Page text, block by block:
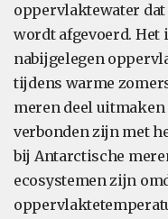
oppervlaktewater
wordt afgevoerd. Het
nabijgelegen
tijdens warme
meren deel uitmaken
verbonden zijn met
bij Antarctische
ecosystemen zijn